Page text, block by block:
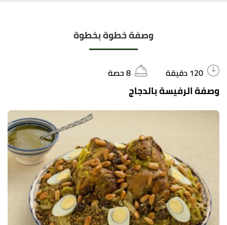
وصفة خطوة بخطوة
120 دقيقة 8 حصة
وصفة الرفيسة بالدجاج